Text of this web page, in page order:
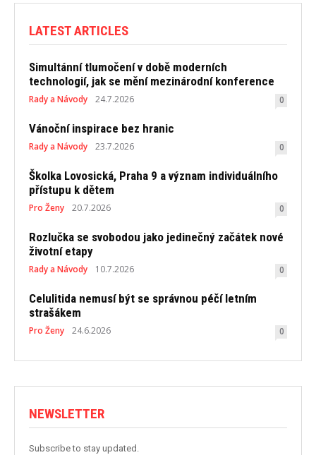
LATEST ARTICLES
Simultánní tlumočení v době moderních
technologií, jak se mění mezinárodní konference
Rady a Návody 24.7.2026 0
Vánoční inspirace bez hranic
Rady a Návody 23.7.2026 0
Školka Lovosická, Praha 9 a význam individuálního
přístupu k dětem
Pro Ženy 20.7.2026 0
Rozlučka se svobodou jako jedinečný začátek nové
životní etapy
Rady a Návody 10.7.2026 0
Celulitida nemusí být se správnou péčí letním
strašákem
Pro Ženy 24.6.2026 0
NEWSLETTER
Subscribe to stay updated.